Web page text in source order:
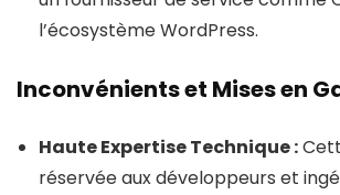
l’écosystème WordPress.
Inconvénients et Mises en
Haute Expertise Technique :
réservée aux développeurs et